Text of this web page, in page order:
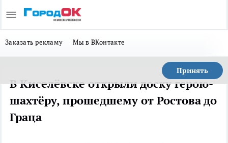
Заказать рекламу Мы в ВКонтакте
Принять
В Киселёвске открыли доску герою-
шахтёру, прошедшему от Ростова до
Граца